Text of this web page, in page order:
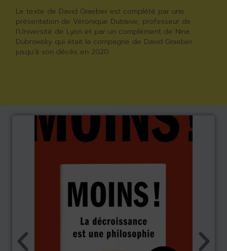
Le texte de David Graeber est complété par une
présentation de Véronique Dutraive, professeur de
l’Université de Lyon et par un complément de Nina
Dubrowsky qui était la compagne de David Graeber
jusqu’à son décès en 2020.